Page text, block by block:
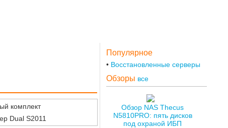
комплект
Dual S2011
Популярное
Восстановленные серверы
Обзоры все
Обзор NAS Thecus
N5810PRO: пять дисков
под охраной ИБП